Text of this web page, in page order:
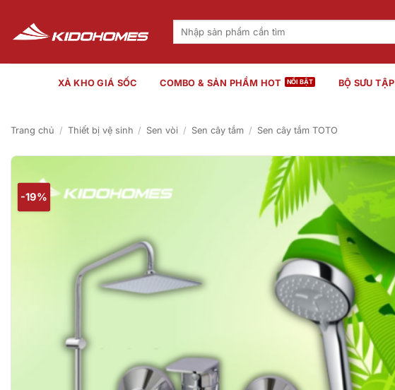
nội
dung
Tìm
XẢ KHO GIÁ SỐC COMBO & SẢN PHẨM HOT BỘ SƯU TẬP
Trang chủ / Thiết bị vệ sinh / Sen vòi / Sen cây tắm / Sen cây tắm TOTO
-19%